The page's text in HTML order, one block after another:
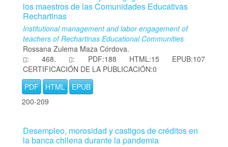
los maestros de las Comunidades Educativas
Rechartinas
Institutional management and labor engagement of
teachers of Rechartinas Educational Communities
Rossana Zulema Maza Córdova.
: 468.
: PDF:188 HTML:15 EPUB:107
CERTIFICACIÓN DE LA PUBLICACIÓN:0
PDF
HTML
EPUB
200-209
Desempleo, morosidad y castigos de créditos en
la banca chilena durante la pandemia